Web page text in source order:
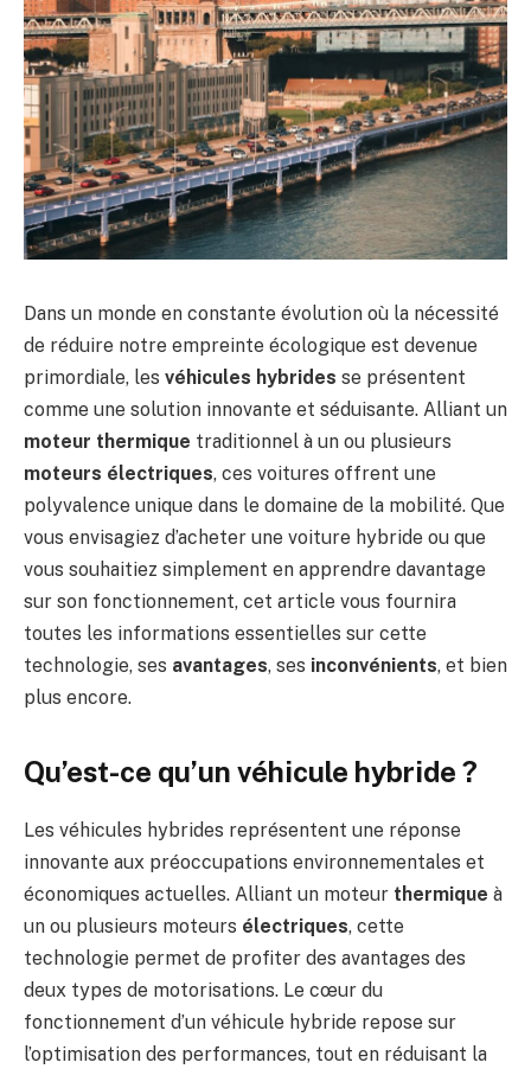
Dans un monde en constante évolution où la nécessité
de réduire notre empreinte écologique est devenue
primordiale, les véhicules hybrides se présentent
comme une solution innovante et séduisante. Alliant un
moteur thermique traditionnel à un ou plusieurs
moteurs électriques, ces voitures offrent une
polyvalence unique dans le domaine de la mobilité. Que
vous envisagiez d’acheter une voiture hybride ou que
vous souhaitiez simplement en apprendre davantage
sur son fonctionnement, cet article vous fournira
toutes les informations essentielles sur cette
technologie, ses avantages, ses inconvénients, et bien
plus encore.
Qu’est-ce qu’un véhicule hybride ?
Les véhicules hybrides représentent une réponse
innovante aux préoccupations environnementales et
économiques actuelles. Alliant un moteur thermique à
un ou plusieurs moteurs électriques, cette
technologie permet de profiter des avantages des
deux types de motorisations. Le cœur du
fonctionnement d’un véhicule hybride repose sur
l’optimisation des performances, tout en réduisant la